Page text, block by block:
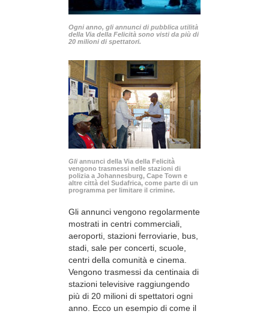
Ogni anno, gli annunci di pubblica utilità
della Via della Felicità sono visti da più di
20 milioni di spettatori.
Gli annunci della Via della Felicità
vengono trasmessi nelle stazioni di
polizia a Johannesburg, Cape Town e
altre città del Sudafrica, come parte di un
programma per limitare il crimine.
Gli annunci vengono regolarmente
mostrati in centri commerciali,
aeroporti, stazioni ferroviarie, bus,
stadi, sale per concerti, scuole,
centri della comunità e cinema.
Vengono trasmessi da centinaia di
stazioni televisive raggiungendo
più di 20 milioni di spettatori ogni
anno. Ecco un esempio di come il